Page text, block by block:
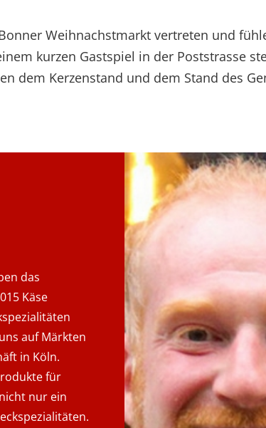
Weihnachstmarkt vertreten und
kurzen Gastspiel in der Poststrasse
dem Kerzenstand und dem Stand des
das
Käse
auf Märkten
in Köln.
für
nur ein